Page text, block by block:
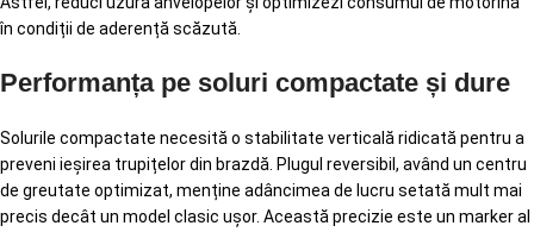
în condiții de aderență scăzută.
Performanța pe soluri compactate și dure
Solurile compactate necesită o stabilitate verticală ridicată pentru a
preveni ieșirea trupițelor din brazdă. Plugul reversibil, având un centru
de greutate optimizat, menține adâncimea de lucru setată mult mai
precis decât un model clasic ușor. Această precizie este un marker al